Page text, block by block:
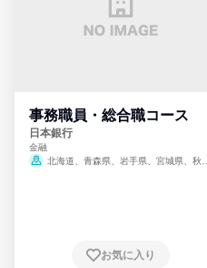
事務職員・総合職コース
日本銀行
金融
北海道、青森県、岩手県、宮城県、秋田
崎県、熊本県、大分県、宮崎県、鹿児島県、
お気に入り